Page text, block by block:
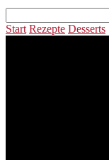
Start Rezepte Desserts